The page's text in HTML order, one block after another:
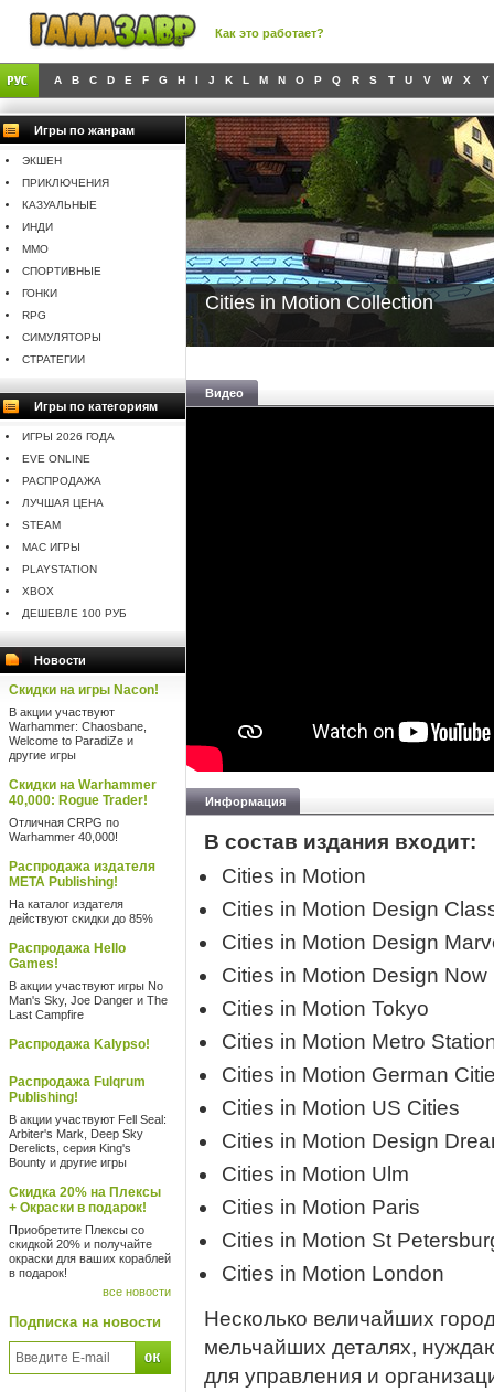
Как это работает?
A B C D E F G H I J K L M N O P Q R S T U V W X Y
Игры по жанрам
ЭКШЕН
ПРИКЛЮЧЕНИЯ
КАЗУАЛЬНЫЕ
ИНДИ
MMO
СПОРТИВНЫЕ
ГОНКИ
RPG
СИМУЛЯТОРЫ
СТРАТЕГИИ
Игры по категориям
ИГРЫ 2026 ГОДА
EVE ONLINE
РАСПРОДАЖА
ЛУЧШАЯ ЦЕНА
STEAM
MAC ИГРЫ
PLAYSTATION
XBOX
ДЕШЕВЛЕ 100 РУБ
Новости
Скидки на игры Nacon!
В акции участвуют
Warhammer: Chaosbane,
Welcome to ParadiZe и
другие игры
Скидки на Warhammer
40,000: Rogue Trader!
Отличная CRPG по
Warhammer 40,000!
Распродажа издателя
META Publishing!
На каталог издателя
действуют скидки до 85%
Распродажа Hello
Games!
В акции участвуют игры No
Man's Sky, Joe Danger и The
Last Campfire
Распродажа Kalypso!
Распродажа Fulqrum
Publishing!
В акции участвуют Fell Seal:
Arbiter's Mark, Deep Sky
Derelicts, серия King's
Bounty и другие игры
Скидка 20% на Плексы
+ Окраски в подарок!
Приобретите Плексы со
скидкой 20% и получайте
окраски для ваших кораблей
в подарок!
все новости
Подписка на новости
Cities in Motion Collection
Видео
Информация
В состав издания входит:
Cities in Motion
Cities in Motion Design
Cities in Motion Design
Cities in Motion Design Now
Cities in Motion Tokyo
Cities in Motion Metro
Cities in Motion German
Cities in Motion US Cities
Cities in Motion Design
Cities in Motion Ulm
Cities in Motion Paris
Cities in Motion St
Cities in Motion London
Несколько величайших
мельчайших деталях,
для управления и